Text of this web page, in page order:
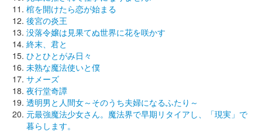
棺を開けたら恋が始まる
後宮の炎王
没落令嬢は見果てぬ世界に花を咲かす
終末、君と
ひとひとがみ日々
未熟な魔法使いと僕
サメーズ
夜行堂奇譚
透明男と人間女～そのうち夫婦になるふたり～
元最強魔法少女さん。魔法界で早期リタイアし、「現実」で
暮らします。